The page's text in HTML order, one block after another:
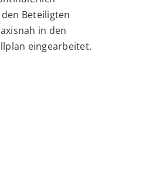
Beteiligten
in den
eingearbeitet.